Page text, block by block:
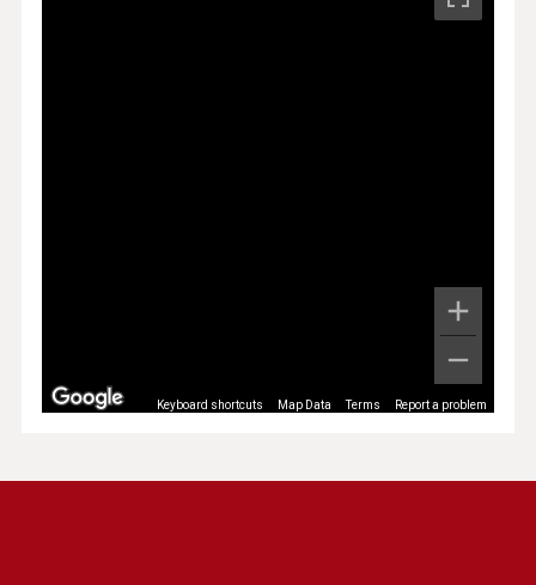
Keyboard shortcuts Map Data Terms Report a problem